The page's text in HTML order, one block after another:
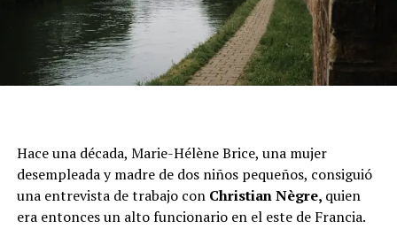
Hace una década, Marie-Hélène Brice, una mujer
desempleada y madre de dos niños pequeños, consiguió
una entrevista de trabajo con Christian Nègre, quien
era entonces un alto funcionario en el este de Francia.